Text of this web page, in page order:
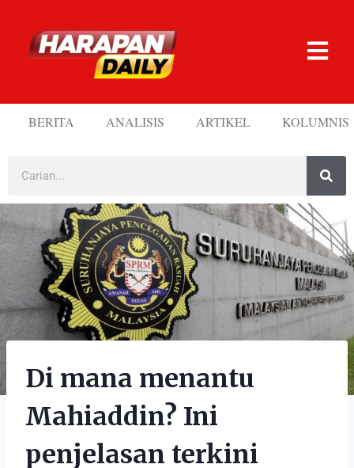
BERITA ANALISIS ARTIKEL KOLUMNIS
Di mana menantu
Mahiaddin? Ini
penjelasan terkini